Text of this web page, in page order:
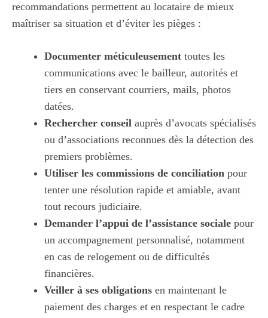
recommandations permettent au locataire de mieux
maîtriser sa situation et d’éviter les pièges :
Documenter méticuleusement toutes les
communications avec le bailleur, autorités et
tiers en conservant courriers, mails, photos
datées.
Rechercher conseil auprès d’avocats spécialisés
ou d’associations reconnues dès la détection des
premiers problèmes.
Utiliser les commissions de conciliation pour
tenter une résolution rapide et amiable, avant
tout recours judiciaire.
Demander l’appui de l’assistance sociale pour
un accompagnement personnalisé, notamment
en cas de relogement ou de difficultés
financières.
Veiller à ses obligations en maintenant le
paiement des charges et en respectant le cadre